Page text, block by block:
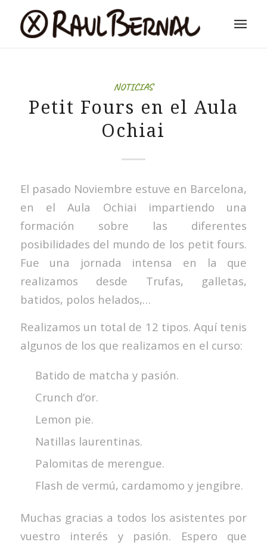
NOTICIAS
Petit Fours en el Aula
Ochiai
El pasado Noviembre estuve en Barcelona,
en el Aula Ochiai impartiendo una
formación sobre las diferentes
posibilidades del mundo de los petit fours.
Fue una jornada intensa en la que
realizamos desde Trufas, galletas,
batidos, polos helados,…
Realizamos un total de 12 tipos. Aquí tenis
algunos de los que realizamos en el curso:
Batido de matcha y pasión.
Crunch d’or.
Lemon pie.
Natillas laurentinas.
Palomitas de merengue.
Flash de vermú, cardamomo y jengibre.
Muchas gracias a todos los asistentes por
vuestro interés y pasión. Espero que